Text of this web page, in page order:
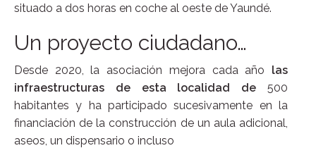
situado a dos horas en coche al oeste de Yaundé.
Un proyecto ciudadano…
Desde 2020, la asociación mejora cada año las
infraestructuras de esta localidad de 500
habitantes y ha participado sucesivamente en la
financiación de la construcción de un aula adicional,
aseos, un dispensario o incluso